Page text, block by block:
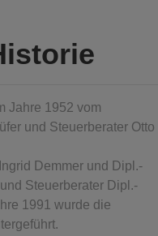
Jahre 1952 vom
und Steuerberater Otto
Demmer und Dipl.-
Steuerberater Dipl.-
1991 wurde die